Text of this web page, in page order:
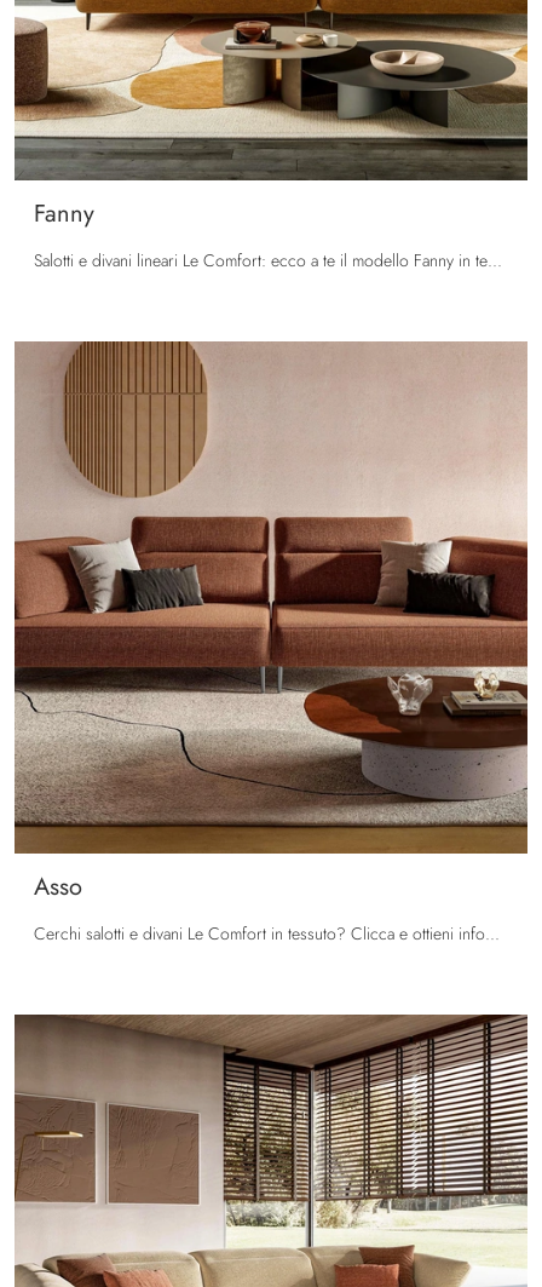
Fanny
Salotti e divani lineari Le Comfort: ecco a te il modello Fanny in tessuto per arricchire la zona giorno.
Asso
Cerchi salotti e divani Le Comfort in tessuto? Clicca e ottieni informazioni sul modello Asso per spazi moderni.